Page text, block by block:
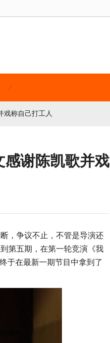
戏称自己打工人
感谢陈凯歌并戏
，争议不止， 不管是导演还
第五期，在第一轮竞演《我
于在最新一期节目中拿到了